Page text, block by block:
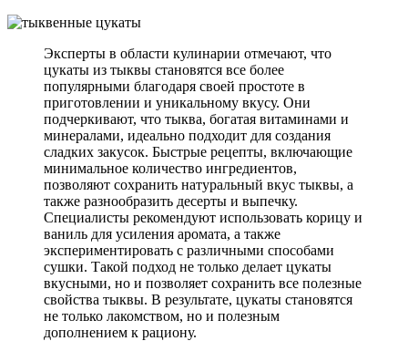
Эксперты в области кулинарии отмечают, что
цукаты из тыквы становятся все более
популярными благодаря своей простоте в
приготовлении и уникальному вкусу. Они
подчеркивают, что тыква, богатая витаминами и
минералами, идеально подходит для создания
сладких закусок. Быстрые рецепты, включающие
минимальное количество ингредиентов,
позволяют сохранить натуральный вкус тыквы, а
также разнообразить десерты и выпечку.
Специалисты рекомендуют использовать корицу и
ваниль для усиления аромата, а также
экспериментировать с различными способами
сушки. Такой подход не только делает цукаты
вкусными, но и позволяет сохранить все полезные
свойства тыквы. В результате, цукаты становятся
не только лакомством, но и полезным
дополнением к рациону.